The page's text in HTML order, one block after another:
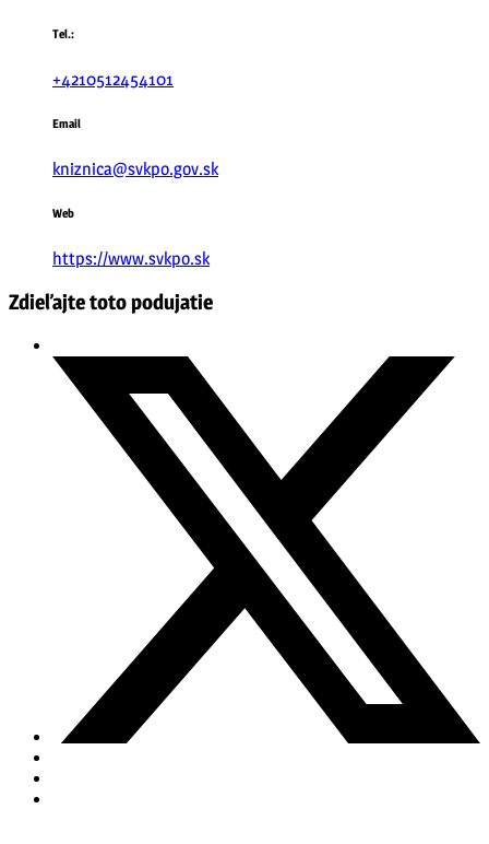
Tel.:
+4210512454101
Email
kniznica@svkpo.gov.sk
Web
https://www.svkpo.sk
Zdieľajte toto podujatie